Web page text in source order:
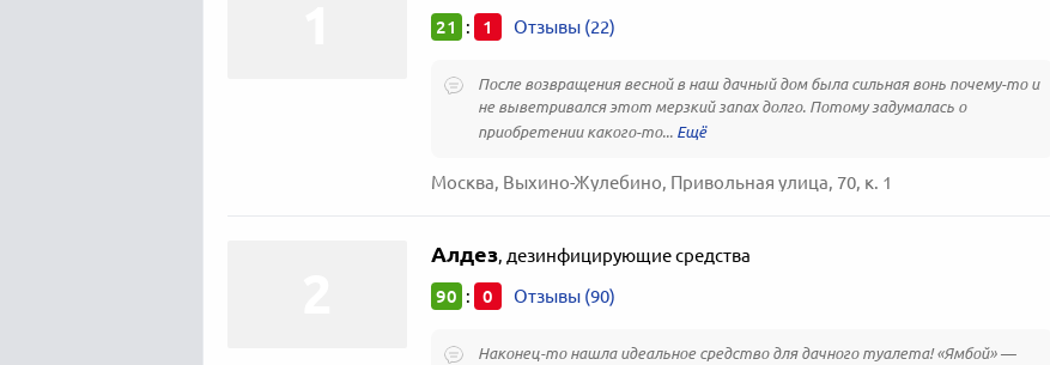
21 : 1 Отзывы (22)
После возвращения весной в наш дачный дом была сильная вонь почему-то и
не выветривался этот мерзкий запах долго. Потому задумалась о
приобретении какого-то...
Москва, Выхино-Жулебино, Привольная улица, 70, к. 1
Алдез, дезинфицирующие средства
90 : 0 Отзывы (90)
Наконец-то нашла идеальное средство для дачного туалета! «Ямбой» —